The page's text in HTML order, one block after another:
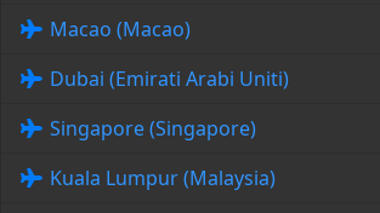
Macao (Macao)
Dubai (Emirati Arabi Uniti)
Singapore (Singapore)
Kuala Lumpur (Malaysia)